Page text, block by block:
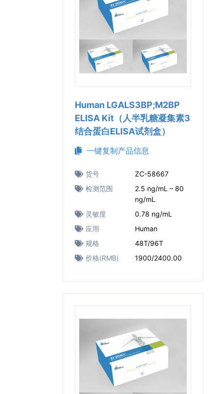
Human LGALS3BP;M2BP
ELISA Kit（人半乳糖凝集素3
结合蛋白ELISA试剂盒）
一键复制产品信息
货号
ZC-58667
检测范围
2.5 ng/mL – 80
ng/mL
灵敏度
0.78 ng/mL
应用
Human
规格
48T/96T
价格(RMB)
1900/2400.00